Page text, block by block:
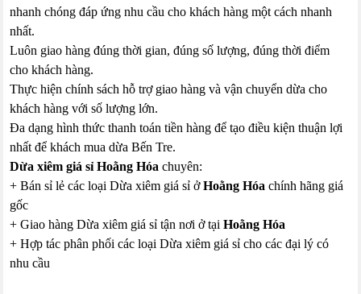
nhanh chóng đáp ứng nhu cầu cho khách hàng một cách nhanh
nhất.
Luôn giao hàng đúng thời gian, đúng số lượng, đúng thời điểm
cho khách hàng.
Thực hiện chính sách hỗ trợ giao hàng và vận chuyển dừa cho
khách hàng với số lượng lớn.
Đa dạng hình thức thanh toán tiền hàng để tạo điều kiện thuận lợi
nhất để khách mua dừa Bến Tre.
Dừa xiêm giá sỉ Hoằng Hóachuyên:
+ Bán sỉ lẻ các loại Dừa xiêm giá sỉ ởHoằng Hóa chính hãng giá
gốc
+ Giao hàng Dừa xiêm giá sỉ tận nơi ở tạiHoằng Hóa
+ Hợp tác phân phối các loại Dừa xiêm giá sỉ cho các đại lý có
nhu cầu